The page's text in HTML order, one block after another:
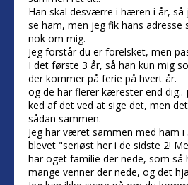
Han skal desværre i hæren i år,
se ham, men jeg fik hans
nok om mig.
Jeg forstår du er forelsket, men
I det første 3 år, så han kun mig
der kommer på ferie på hvert år.
og de har flerer kærester end dig..
ked af det ved at sige det, men
sådan sammen.
Jeg har været sammen med ham
blevet "seriøst her i de sidste 2!
har oget familie der nede, som
mange venner der nede, og det